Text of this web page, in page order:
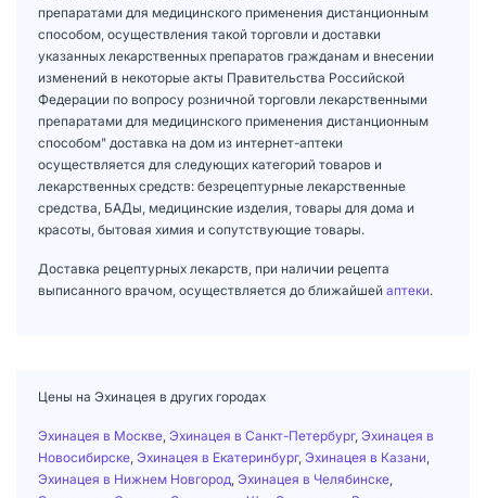
препаратами для медицинского применения дистанционным
способом, осуществления такой торговли и доставки
указанных лекарственных препаратов гражданам и внесении
изменений в некоторые акты Правительства Российской
Федерации по вопросу розничной торговли лекарственными
препаратами для медицинского применения дистанционным
способом" доставка на дом из интернет-аптеки
осуществляется для следующих категорий товаров и
лекарственных средств: безрецептурные лекарственные
средства, БАДы, медицинские изделия, товары для дома и
красоты, бытовая химия и сопутствующие товары.
Доставка рецептурных лекарств, при наличии рецепта
выписанного врачом, осуществляется до ближайшей аптеки.
Цены на Эхинацея в других городах
Эхинацея в Москве Эхинацея в Санкт-Петербург, Эхинацея в
Новосибирске Эхинацея в Екатеринбург, Эхинацея в Казани
Эхинацея в Нижнем Новгород Эхинацея в Челябинске